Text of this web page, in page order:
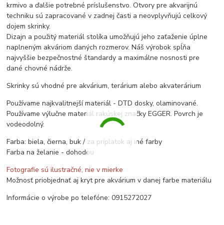
krmivo a ďalšie potrebné príslušenstvo. Otvory pre akvarijnú
techniku sú zapracované v zadnej časti a neovplyvňujú celkový
dojem skrinky.
Dizajn a použitý materiál stolíka umožňujú jeho zaťaženie úplne
naplneným akváriom daných rozmerov. Náš výrobok spĺňa
najvyššie bezpečnostné štandardy a maximálne nosnosti pre
dané chovné nádrže.
Skrinky sú vhodné pre akvárium, terárium alebo akvaterárium
Používame najkvalitnejší materiál - DTD dosky, olaminované.
Používame výlučne materiál rakúskej značky EGGER. Povrch je
vodeodolný.
Farba: biela, čierna, buk / za príplatok aj iné farby
Farba na želanie - dohodou
Fotografie sú ilustračné, nie v mierke
Možnosť priobjednať aj kryt pre akvárium v danej farbe materiálu
Informácie o výrobe po telefóne: 0915272027